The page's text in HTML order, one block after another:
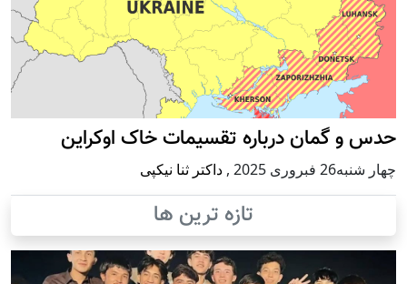
حدس و گمان درباره تقسیمات خاک اوکراین
چهار شنبه26 فبروری 2025 , داکتر ثنا نیکپی
تازه ترین ها